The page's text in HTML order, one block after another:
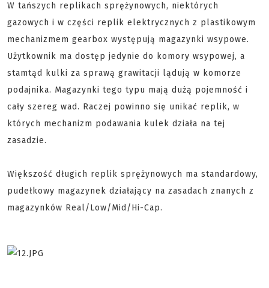
W tańszych replikach sprężynowych, niektórych
gazowych i w części replik elektrycznych z plastikowym
mechanizmem gearbox występują magazynki wsypowe.
Użytkownik ma dostęp jedynie do komory wsypowej, a
stamtąd kulki za sprawą grawitacji lądują w komorze
podajnika. Magazynki tego typu mają dużą pojemność i
cały szereg wad. Raczej powinno się unikać replik, w
których mechanizm podawania kulek działa na tej
zasadzie.
Większość długich replik sprężynowych ma standardowy,
pudełkowy magazynek działający na zasadach znanych z
magazynków Real/Low/Mid/Hi-Cap.